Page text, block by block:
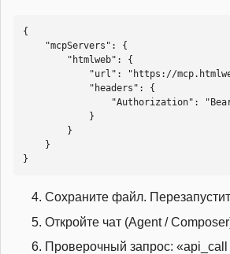
{
}
Сохраните файл.
Откройте чат (Agent /
Проверочный запрос: